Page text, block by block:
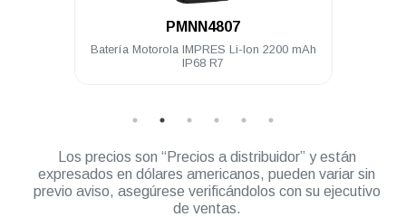
PMNN4807
Batería Motorola IMPRES Li-Ion 2200 mAh
IP68 R7
Los precios son “Precios a distribuidor” y están
expresados en dólares americanos, pueden variar sin
previo aviso, asegúrese verificándolos con su ejecutivo
de ventas.